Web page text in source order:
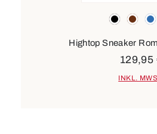
schwarzbraunblau
Hightop Sneaker
129,95
INKL.